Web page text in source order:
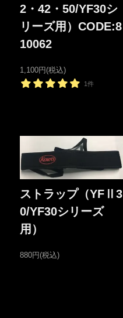
2・42・50/YF30シ
リーズ用）CODE:8
10062
1,100円(税込)
1件
ストラップ（YFⅡ3
0/YF30シリーズ
用）
880円(税込)